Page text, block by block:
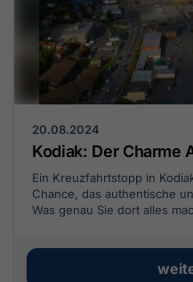
20.08.2024
Kodiak: Der Charme
Ein Kreuzfahrtstopp in
Chance, das authentische
Was genau Sie dort alles